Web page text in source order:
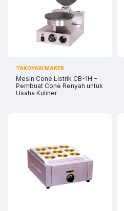
TAKOYAKI MAKER
Mesin Cone Listrik CB-1H –
Pembuat Cone Renyah untuk
Usaha Kuliner
Jam Operasional 08.00–17.00
Admin
Support 24/7
Bantuan Operasional Di luar Jam